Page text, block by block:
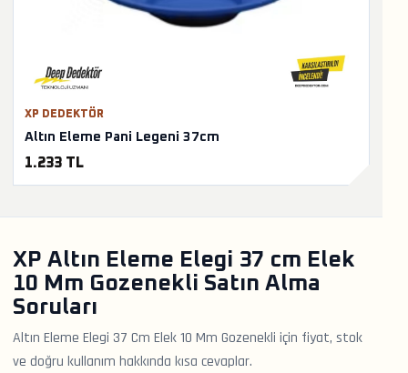
XP DEDEKTÖR
Altın Eleme Pani Legeni 37cm
1.233 TL
XP Altın Eleme Elegi 37 cm Elek
10 Mm Gozenekli Satın Alma
Soruları
Altın Eleme Elegi 37 Cm Elek 10 Mm Gozenekli için fiyat, stok
ve doğru kullanım hakkında kısa cevaplar.